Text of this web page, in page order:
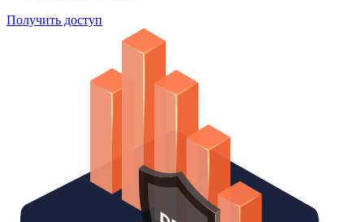
Получить доступ